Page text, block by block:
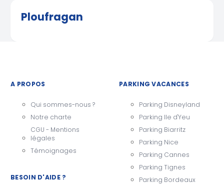
Ploufragan
A PROPOS
Qui sommes-nous ?
Notre charte
CGU - Mentions
légales
Témoignages
BESOIN D'AIDE ?
PARKING VACANCES
Parking Disneyland
Parking Ile d'Yeu
Parking Biarritz
Parking Nice
Parking Cannes
Parking Tignes
Parking Bordeaux